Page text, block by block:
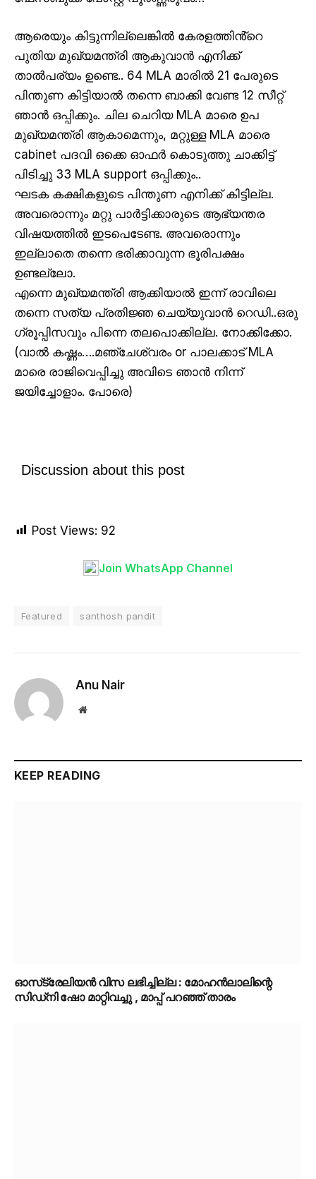
ആരെയും കിട്ടുന്നില്ലെങ്കിൽ കേരളത്തിൻ്റെ
പുതിയ മുഖ്യമന്ത്രി ആകുവാൻ എനിക്ക്
താൽപര്യം ഉണ്ടെ.. 64 MLA മാരിൽ 21 പേരുടെ
പിന്തുണ കിട്ടിയാൽ തന്നെ ബാക്കി വേണ്ട 12 സീറ്റ്
ഞാൻ ഒപ്പിക്കും. ചില ചെറിയ MLA മാരെ ഉപ
മുഖ്യമന്ത്രി ആകാമെന്നും, മറ്റുള്ള MLA മാരെ
cabinet പദവി ഒക്കെ ഓഫർ കൊടുത്തു ചാക്കിട്ട്
പിടിച്ചു 33 MLA support ഒപ്പിക്കും..
ഘടക കക്ഷികളുടെ പിന്തുണ എനിക്ക് കിട്ടില്ല.
അവരൊന്നും മറ്റു പാർട്ടിക്കാരുടെ ആഭ്യന്തര
വിഷയത്തിൽ ഇടപെടേണ്ട. അവരൊന്നും
ഇല്ലാതെ തന്നെ ഭരിക്കാവുന്ന ഭൂരിപക്ഷം
ഉണ്ടല്ലോ.
എന്നെ മുഖ്യമന്ത്രി ആക്കിയാൽ ഇന്ന് രാവിലെ
തന്നെ സത്യ പ്രതിജ്ഞ ചെയ്യുവാൻ റെഡി..ഒരു
ഗ്രൂപ്പിസവും പിന്നെ തലപൊക്കില്ല. നോക്കിക്കോ.
(വാൽ കഷ്ണം….മഞ്ചേശ്വരം or പാലക്കാട് MLA
മാരെ രാജിവെപ്പിച്ചു അവിടെ ഞാൻ നിന്ന്
ജയിച്ചോളാം. പോരെ)
Discussion about this post
Post Views: 92
Join WhatsApp Channel
Featured santhosh pandit
Anu Nair
Website
KEEP READING
ഓസ്‌ട്രേലിയൻ വിസ ലഭിച്ചില്ല : മോഹൻലാലിന്റെ
സിഡ്‌നി ഷോ മാറ്റിവച്ചു , മാപ്പ് പറഞ്ഞ് താരം